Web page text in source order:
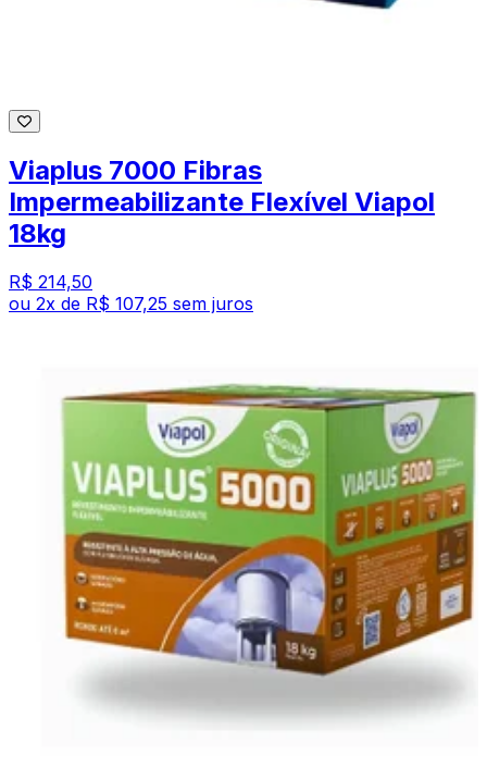
Viaplus 7000 Fibras
Impermeabilizante Flexível Viapol
18kg
R$ 214,50
ou 2x de R$ 107,25 sem juros